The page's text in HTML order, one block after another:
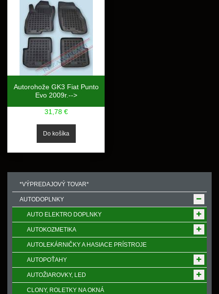
Autorohože GK3 Fiat Punto
Evo 2009r.-->
31,78 €
*VÝPREDAJOVÝ TOVAR*
AUTODOPLNKY
AUTO ELEKTRO DOPLNKY
AUTOKOZMETIKA
AUTOLEKÁRNIČKY A HASIACE PRÍSTROJE
AUTOPOŤAHY
AUTOŽIAROVKY, LED
CLONY, ROLETKY NA OKNÁ